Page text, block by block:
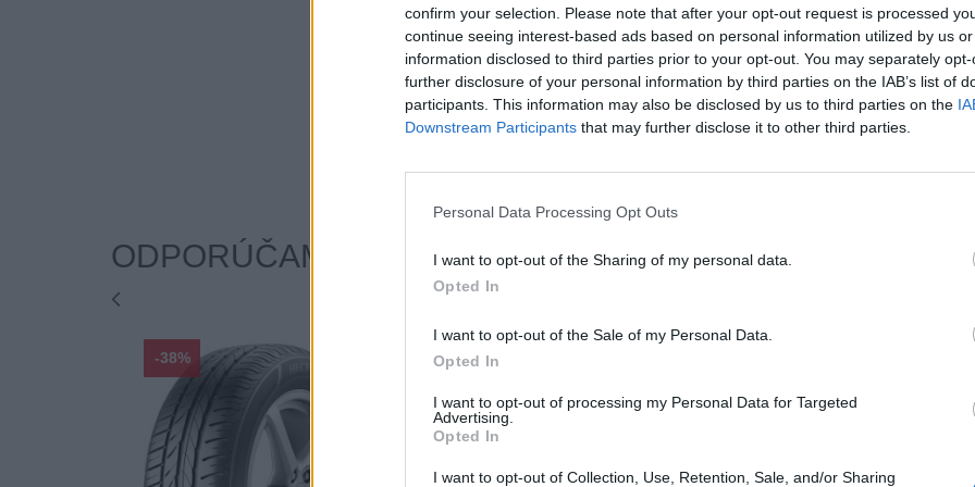
confirm your selection. Please note that after your opt-out request is processed
continue seeing interest-based ads based on personal information utilized by us
information disclosed to third parties prior to your opt-out. You may separately
further disclosure of your personal information by third parties on the IAB’s list of
participants. This information may also be disclosed by us to third parties on the
Downstream Participants that may further disclose it to other third parties.
Personal Data Processing Opt Outs
I want to opt-out of the Sharing of my personal data.
Opted In
I want to opt-out of the Sale of my Personal Data.
Opted In
I want to opt-out of processing my Personal Data for Targeted
Advertising.
Opted In
I want to opt-out of Collection, Use, Retention, Sale, and/or Sharing
Spotreba paliva:
C
Trida vozu:
Značka auta:
.
Zosilnenie:
XL
ODPORÚČAME
-38%